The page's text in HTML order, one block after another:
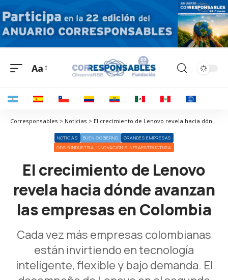
Aa
Corresponsables > Noticias > El crecimiento de Lenovo revela hacia dónde avanzan las empresas en Colombia
NOTICIAS BUEN GOBIERNO
GRANDES EMPRESAS
ODS 9 INDUSTRIA, INNOVACIÓN E INFRAESTRUCTURA
El crecimiento de Lenovo
revela hacia dónde avanzan
las empresas en Colombia
Cada vez más empresas colombianas
están invirtiendo en tecnología
inteligente, flexible y bajo demanda. El